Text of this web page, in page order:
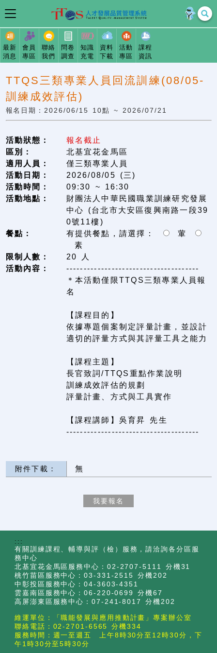
最新
消息
會員
專區
聯絡
我們
問卷
調查
知識
充電
資料
下載
活動
專區
課程
資訊
TTQS三類專業人員回流訓練(08/05-
訓練成效評估)
報名日期：2026/06/15 10點 ~ 2026/07/21
活動狀態：
報名截止
區別：
北基宜花金馬區
適用人員：
僅三類專業人員
活動日期：
2026/08/05 (三)
活動時間：
09:30 ~ 16:30
活動地點：
財團法人中華民國職業訓練研究發展
中心 (台北市大安區復興南路一段39
0號11樓)
餐點：
有提供餐點，請選擇：
葷
素
限制人數：
20 人
活動內容：
--------------------------------------
＊本活動僅限TTQS三類專業人員報
名
【課程目的】
依據專題個案制定評量計畫，並設計
適切的評量方式與其評量工具之能力
【課程主題】
長官致詞/TTQS重點作業說明
訓練成效評估的規劃
評量計畫、方式與工具實作
【課程講師】吳育昇 先生
--------------------------------------
附件下載： 無
:::
有關訓練課程、輔導與評（檢）服務，請洽詢各分區服
務中心
北基宜花金馬區服務中心：02-2707-5111 分機31
桃竹苗區服務中心：03-331-2515 分機202
中彰投區服務中心：04-3603-4351
雲嘉南區服務中心：06-220-0699 分機67
高屏澎東區服務中心：07-241-8017 分機202
維運單位：「職能發展與應用推動計畫」專案辦公室
聯絡電話：02-2701-6565 分機334
服務時間：週一至週五 上午8時30分至12時30分，下
午1時30分至5時30分